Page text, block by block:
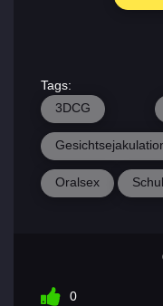
Tags:
3DCG
Oralsex
0